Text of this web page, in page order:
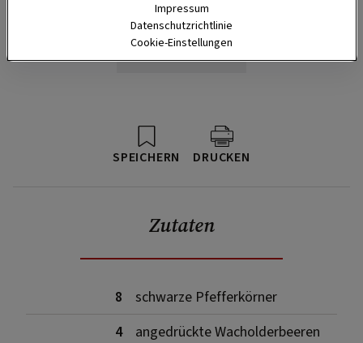
SPEICHERN DRUCKEN
Zutaten
8
schwarze Pfefferkörner
4
angedrückte Wacholderbeeren
Impressum
Datenschutzrichtlinie
Cookie-Einstellungen